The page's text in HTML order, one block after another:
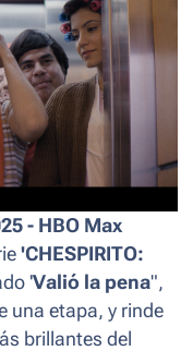
- HBO Max
'CHESPIRITO:
'Valió la pena",
una etapa, y rinde
brillantes del